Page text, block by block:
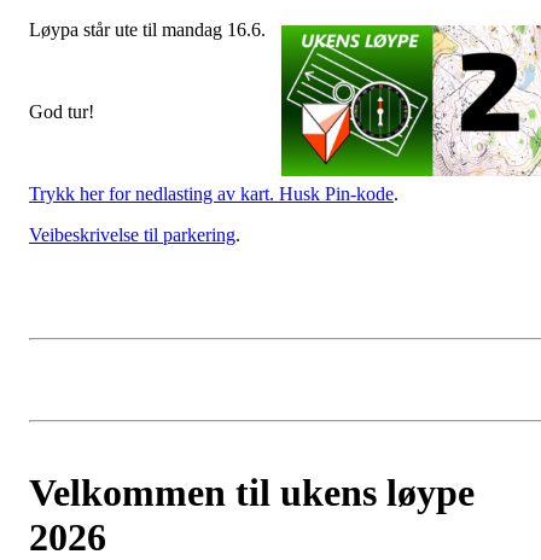
Løypa står ute til mandag 16.6.
God tur!
Trykk her for nedlasting av kart. Husk Pin-kode.
Veibeskrivelse til parkering.
Velkommen til ukens løype
2026